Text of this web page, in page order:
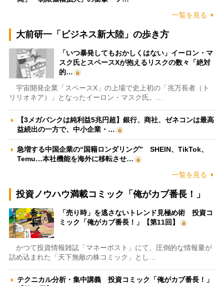
一覧を見る
大前研一「ビジネス新大陸」の歩き方
「いつ暴発してもおかしくはない」イーロン・マ
スク氏とスペースXが抱えるリスクの数々「絶対
的…
宇宙開発企業「スペースX」の上場で史上初の「兆万長者（ト
リリオネア）」となったイーロン・マスク氏。…
【3メガバンクは純利益5兆円超】銀行、商社、ゼネコンは最高
益続出の一方で、中小企業・…
急増する中国企業の“国籍ロンダリング” SHEIN、TikTok、
Temu…本社機能を海外に移転させ…
一覧を見る
投資ノウハウ満載コミック「俺がカブ番長！」
「売り時」を逃さないトレンド見極め術 投資コ
ミック「俺がカブ番長！」【第11回】
かつて投資情報雑誌「マネーポスト」にて、圧倒的な情報量が
詰め込まれた「天下無敵の株コミック」とし…
テクニカル分析・集中講義 投資コミック「俺がカブ番長！」